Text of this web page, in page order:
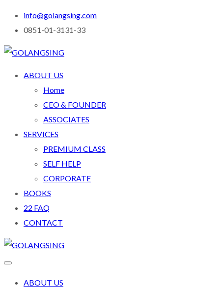
info@golangsing.com
0851-01-3131-33
ABOUT US
Home
CEO & FOUNDER
ASSOCIATES
SERVICES
PREMIUM CLASS
SELF HELP
CORPORATE
BOOKS
22 FAQ
CONTACT
ABOUT US